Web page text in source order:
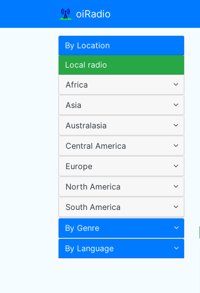
oiRadio
By Location
Local radio
Africa
Asia
Australasia
Central America
Europe
North America
South America
By Genre
By Language